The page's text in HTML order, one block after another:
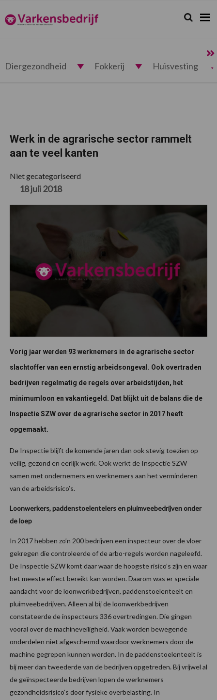
de
hoofdnavigatie
de
hoofd
de
eerste
de
voettekst
Varkensbedrijf.nl Zoeken...
Zoek
Diergezondheid Fokkerij Huisvesting
Werk in de agrarische sector rammelt
aan te veel kanten
Niet gecategoriseerd
18 juli 2018
Vorig jaar werden 93 werknemers in de agrarische sector
slachtoffer van een ernstig arbeidsongeval. Ook overtraden
bedrijven regelmatig de regels over arbeidstijden, het
minimumloon en vakantiegeld. Dat blijkt uit de balans die de
Inspectie SZW over de agrarische sector in 2017 heeft
opgemaakt.
De Inspectie blijft de komende jaren dan ook stevig toezien op
veilig, gezond en eerlijk werk. Ook werkt de Inspectie SZW
samen met ondernemers en werknemers aan het verminderen
van de arbeidsrisico’s.
Loonwerkers, paddenstoelentelers en pluimveebedrijven onder
de loep
In 2017 hebben zo’n 200 bedrijven een inspecteur over de vloer
gekregen die controleerde of de arbo-regels worden nageleefd.
De Inspectie SZW komt daar waar de hoogste risico’s zijn en waar
het meeste effect bereikt kan worden. Daarom was er speciale
aandacht voor de loonwerkbedrijven, paddenstoelenteelt en
pluimveebedrijven. Alleen al bij de loonwerkbedrijven
constateerde de inspecteurs 336 overtredingen. Die gingen
vooral over de machineveiligheid. Vaak worden bewegende
onderdelen niet afgeschermd waardoor werknemers door de
machine gegrepen kunnen worden. In de paddenstoelenteelt is
bij meer dan tweederde van de bedrijven opgetreden. Bij vrijwel al
de geïnspecteerde bedrijven lopen de werknemers
gezondheidsrisico’s door fysieke overbelasting. In